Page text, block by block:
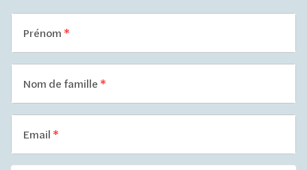
Prénom
Nom de famille
Email